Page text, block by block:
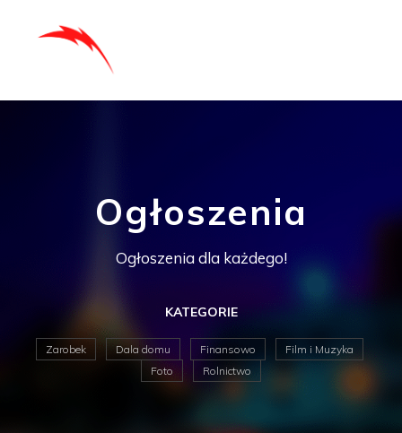
Ogłoszenia
Ogłoszenia dla każdego!
KATEGORIE
Zarobek Dala domu Finansowo
Film i Muzyka
Foto
Rolnictwo